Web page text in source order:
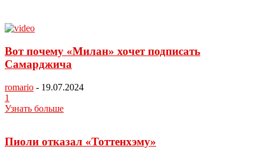
Вот почему «Милан» хочет подписать
Самарджича
romario - 19.07.2024
1
Узнать больше
Пиоли отказал «Тоттенхэму»